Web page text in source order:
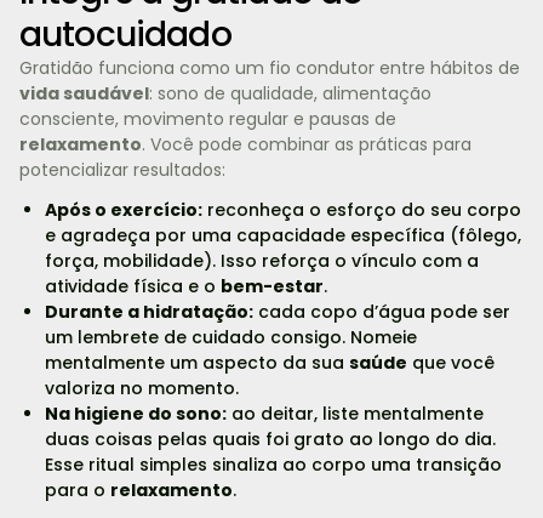
autocuidado
Gratidão funciona como um fio condutor entre hábitos de
vida saudável: sono de qualidade, alimentação
consciente, movimento regular e pausas de
relaxamento. Você pode combinar as práticas para
potencializar resultados:
Após o exercício:reconheça o esforço do seu corpo
e agradeça por uma capacidade específica (fôlego,
força, mobilidade). Isso reforça o vínculo com a
atividade física e o bem-estar.
Durante a hidratação:cada copo d’água pode ser
um lembrete de cuidado consigo. Nomeie
mentalmente um aspecto da sua saúde que você
valoriza no momento.
Na higiene do sono:ao deitar, liste mentalmente
duas coisas pelas quais foi grato ao longo do dia.
Esse ritual simples sinaliza ao corpo uma transição
para o relaxamento.